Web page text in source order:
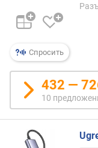
Спросить
432 —
10